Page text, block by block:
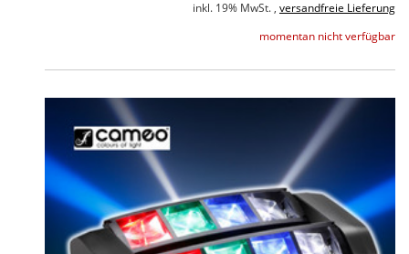
inkl. 19% MwSt. , versandfreie Lieferung
momentan nicht verfügbar